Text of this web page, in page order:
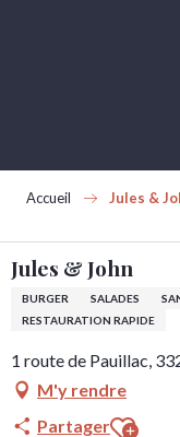
Accueil Jules &
Jules & John
BURGER SALADES
RESTAURATION RAPIDE
1 route de Pauillac,
M'y rendre
PartagerAjouter